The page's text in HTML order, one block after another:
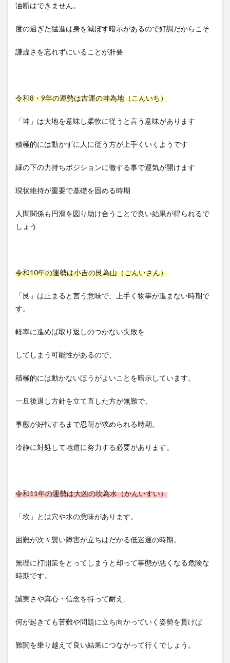
油断はできません。
度の過ぎた猛進は身を滅ぼす暗示があるので好調だからこそ
謙虚さを忘れずにいることが肝要
令和8・9年の運勢は吉運の坤為地（こんいち）
「坤」は大地を意味し柔軟に従うと言う意味があります
積極的には動かずに人に従う方が上手くいくようです
縁の下の力持ちポジションに徹する事で運気が開けます
現状維持が重要で基礎を固める時期
人間関係も円滑を図り助け合うことで良い結果が得られるで
しょう
令和10年の運勢は小吉の艮為山（ごんいさん）
「艮」は止まると言う意味で、上手く物事が進まない時期で
す。
軽率に進めば取り返しのつかない失敗を
してしまう可能性があるので、
積極的には動かないほうがよいことを暗示しています。
一旦後退し方針を立て直した方が無難で、
事態が好転するまで忍耐が求められる時期。
冷静に対処して地道に努力する必要があります。
令和11年の運勢は大凶の坎為水（かんいすい）
「坎」とは穴や水の意味があります。
困難が次々襲い障害が立ちはだかる低迷運の時期。
無理に打開策をとってしまうと却って事態が悪くなる危険な
時期です。
誠実さや真心・信念を持って耐え、
何が起きても苦難や問題に立ち向かっていく姿勢を貫けば
難関を乗り越えて良い結果につながって行くでしょう。